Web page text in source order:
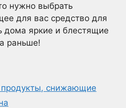
нужно выбрать
для вас средство для
дома яркие и блестящие
раньше!
снижающие